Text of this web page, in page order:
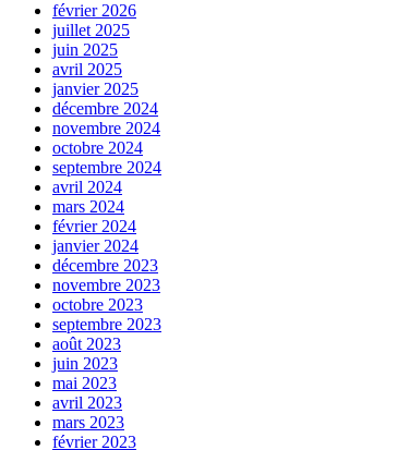
février 2026
juillet 2025
juin 2025
avril 2025
janvier 2025
décembre 2024
novembre 2024
octobre 2024
septembre 2024
avril 2024
mars 2024
février 2024
janvier 2024
décembre 2023
novembre 2023
octobre 2023
septembre 2023
août 2023
juin 2023
mai 2023
avril 2023
mars 2023
février 2023